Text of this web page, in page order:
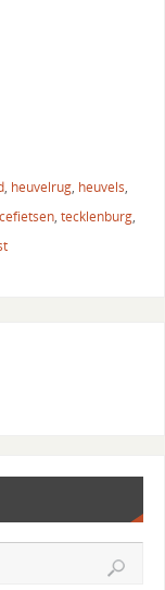
, heuvelrug, heuvels,
, tecklenburg,